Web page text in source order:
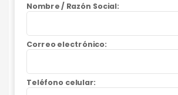
Nombre / Razón Social:
Correo electrónico:
Teléfono celular: